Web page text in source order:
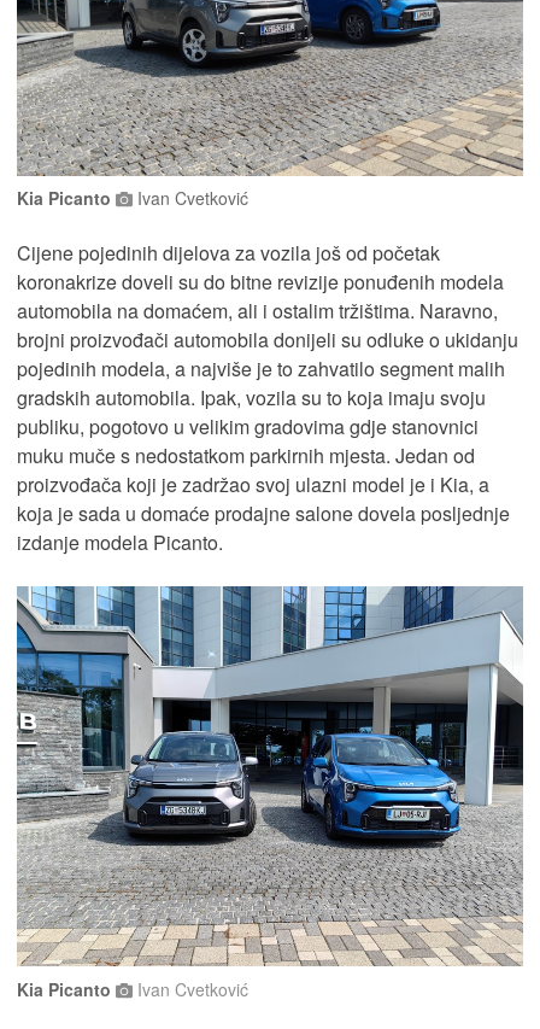
Kia Picanto Ivan Cvetković
Cijene pojedinih dijelova za vozila još od početak
koronakrize doveli su do bitne revizije ponuđenih modela
automobila na domaćem, ali i ostalim tržištima. Naravno,
brojni proizvođači automobila donijeli su odluke o ukidanju
pojedinih modela, a najviše je to zahvatilo segment malih
gradskih automobila. Ipak, vozila su to koja imaju svoju
publiku, pogotovo u velikim gradovima gdje stanovnici
muku muče s nedostatkom parkirnih mjesta. Jedan od
proizvođača koji je zadržao svoj ulazni model je i Kia, a
koja je sada u domaće prodajne salone dovela posljednje
izdanje modela Picanto.
Kia Picanto Ivan Cvetković